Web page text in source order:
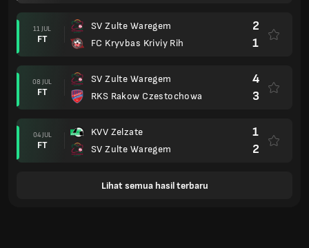
11 JUL
FT
SV Zulte Waregem
FC Kryvbas Kriviy Rih
2
1
08 JUL
FT
SV Zulte Waregem
RKS Rakow Czestochowa
4
3
04 JUL
FT
KVV Zelzate
SV Zulte Waregem
1
2
Lihat semua hasil terbaru